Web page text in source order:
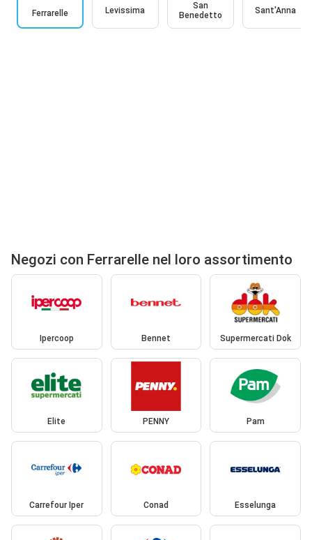
Ferrarelle Levissima
San
Benedetto
Sant'Anna
Negozi con Ferrarelle nel loro assortimento
Ipercoop Bennet Supermercati Dok
Elite PENNY Pam
Carrefour Iper Conad Esselunga